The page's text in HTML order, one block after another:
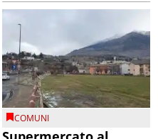
COMUNI